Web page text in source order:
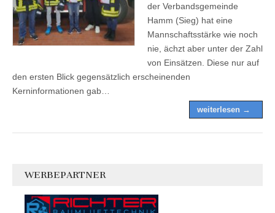
der Verbandsgemeinde
Hamm (Sieg) hat eine
Mannschaftsstärke wie noch
nie, ächzt aber unter der Zahl
von Einsätzen. Diese nur auf
den ersten Blick gegensätzlich erscheinenden
Kerninformationen gab…
weiterlesen →
WERBEPARTNER